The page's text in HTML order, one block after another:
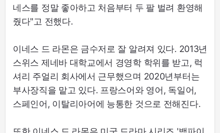
네스를 정말 좋아하고 처음부터 두 팔 벌려 환영해
줬다"고 전했다.
이네스 드 라몬은 금수저로 잘 알려져 있다. 2013년
스위스 제네바 대학교에서 경영학 학위를 받고, 럭
셔리 주얼리 회사에서 근무했으며 2020년부터는
부사장직을 맡고 있다. 프랑스어와 영어, 독일어,
스페인어, 이탈리아어에 능통한 것으로 전해진다.